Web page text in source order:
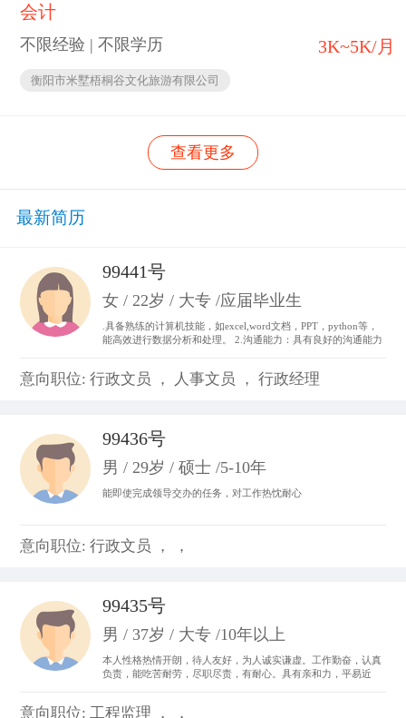
会计
不限经验 | 不限学历
衡阳市米墅梧桐谷文化旅游有限公司
3K~5K/月
查看更多
最新简历
99441号
女 / 22岁 / 大专 /应届毕业生
.具备熟练的计算机技能，如excel,word文档，PPT，python等，
能高效进行数据分析和处理。 2.沟通能力：具有良好的沟通能力
度参与”为行动准则。。
意向职位: 行政文员 ， 人事文员 ， 行政经理
99436号
男 / 29岁 / 硕士 /5-10年
能即使完成领导交办的任务，对工作热忱耐心
意向职位: 行政文员 ， ，
99435号
男 / 37岁 / 大专 /10年以上
本人性格热情开朗，待人友好，为人诚实谦虚。工作勤奋，认真
负责，能吃苦耐劳，尽职尽责，有耐心。具有亲和力，平易近
的精神，并从工作中体会到乐趣，尽心尽力。
意向职位: 工程监理 ， ，